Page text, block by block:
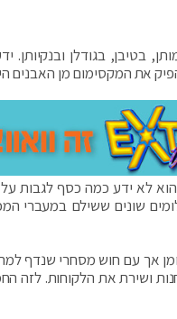
בטיבן, בגודלן
את המקסימום מן האבנים
לא ידע כמה כסף לגבות
שונים ששילם במעברי
אך עם חוש מסחרי שנדף
ושירת את הלקוחות. לזה